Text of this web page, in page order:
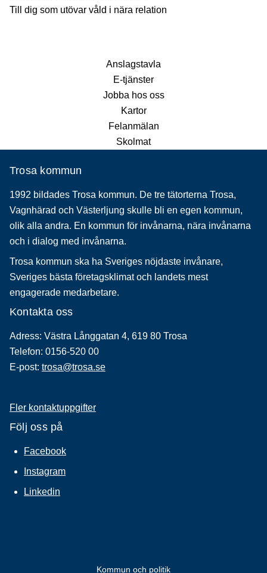
Till dig som utövar våld i nära relation
Anslagstavla
E-tjänster
Jobba hos oss
Kartor
Felanmälan
Skolmat
Trosa kommun
1992 bildades Trosa kommun. De tre tätorterna Trosa,
Vagnhärad och Västerljung skulle bli en egen kommun,
olik alla andra. En kommun för invånarna, nära invånarna
och i dialog med invånarna.
Trosa kommun ska ha Sveriges nöjdaste invånare,
Sveriges bästa företagsklimat och landets mest
engagerade medarbetare.
Kontakta oss
Adress: Västra Långgatan 4, 619 80 Trosa
Telefon: 0156-520 00
E-post: trosa@trosa.se
Fler kontaktuppgifter
Följ oss på
Facebook
Instagram
Linkedin
Kommun och politik